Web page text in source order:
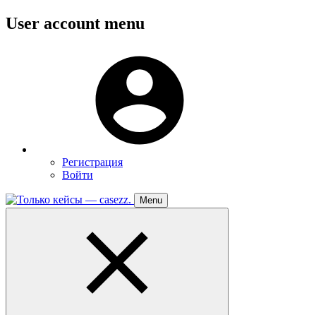
Перейти
к
User account menu
Регистрация
Войти
Menu
Toggle